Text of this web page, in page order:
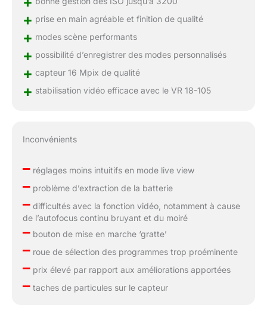
+ prise en main agréable et finition de qualité
+ modes scène performants
+ possibilité d’enregistrer des modes personnalisés
+ capteur 16 Mpix de qualité
+ stabilisation vidéo efficace avec le VR 18-105
Inconvénients
–réglages moins intuitifs en mode live view
–problème d’extraction de la batterie
–difficultés avec la fonction vidéo, notamment à cause
de l’autofocus continu bruyant et du moiré
–bouton de mise en marche ‘gratte’
–roue de sélection des programmes trop proéminente
–prix élevé par rapport aux améliorations apportées
–taches de particules sur le capteur